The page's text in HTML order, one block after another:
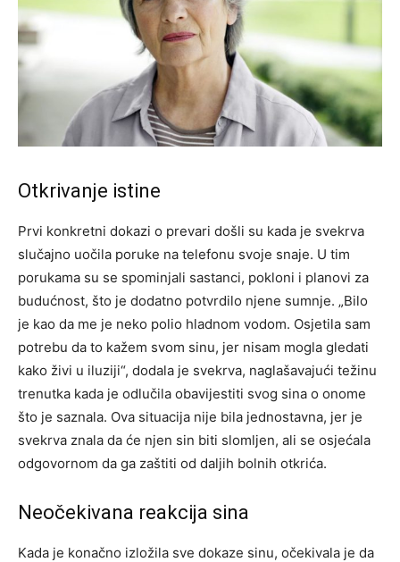
Otkrivanje istine
Prvi konkretni dokazi o prevari došli su kada je svekrva
slučajno uočila poruke na telefonu svoje snaje. U tim
porukama su se spominjali sastanci, pokloni i planovi za
budućnost, što je dodatno potvrdilo njene sumnje. „Bilo
je kao da me je neko polio hladnom vodom. Osjetila sam
potrebu da to kažem svom sinu, jer nisam mogla gledati
kako živi u iluziji“, dodala je svekrva, naglašavajući težinu
trenutka kada je odlučila obavijestiti svog sina o onome
što je saznala. Ova situacija nije bila jednostavna, jer je
svekrva znala da će njen sin biti slomljen, ali se osjećala
odgovornom da ga zaštiti od daljih bolnih otkrića.
Neočekivana reakcija sina
Kada je konačno izložila sve dokaze sinu, očekivala je da